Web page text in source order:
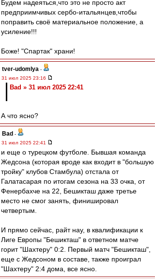
Будем надеяться,что это не просто акт
предприимчивых сербо-итальянцев,чтобы
поправить своё материальное положение, а
усиление!!!
Боже! "Спартак" храни!
tver-udomlya -
31 июл 2025 23:16
Bad » 31 июл 2025 22:41
А что ясно?
Bad -
31 июл 2025 22:41
и еще о турецком футболе. Бывшая команда
Жедсона (которая вроде как входит в "большую
тройку" клубов Стамбула) отстала от
Галатасарая по итогам сезона на 33 очка, от
Фенербахче на 22, Бешикташ даже третье
место не смог занять, финишировал
четвертым.
И прямо сейчас, райт нау, в квалификации к
Лиге Европы "Бешикташ" в ответном матче
горит "Шахтеру" 0:2. Первый матч "Бешикташ",
еще с Жедсоном в составе, также проиграл
"Шахтеру" 2:4 дома, все ясно.